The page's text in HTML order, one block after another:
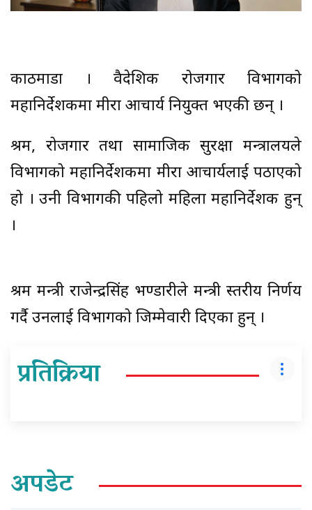
काठमाडौँ । वैदेशिक रोजगार विभागको
महानिर्देशकमा मीरा आचार्य नियुक्त भएकी छन् ।
श्रम, रोजगार तथा सामाजिक सुरक्षा मन्त्रालयले
विभागको महानिर्देशकमा मीरा आचार्यलाई पठाएको
हो । उनी विभागकी पहिलो महिला महानिर्देशक हुन्
।
श्रम मन्त्री राजेन्द्रसिंह भण्डारीले मन्त्री स्तरीय निर्णय
गर्दै उनलाई विभागको जिम्मेवारी दिएका हुन् ।
प्रतिक्रिया
अपडेट